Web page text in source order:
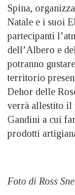
Spina,
Natale e i suoi
partecipanti
dell’Albero e
potranno
territorio
Dehor delle
verrà allestito il
Gandini a cui
prodotti
Foto di Ross